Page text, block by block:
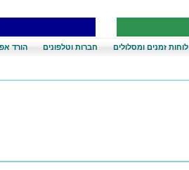
לוחות זמנים ומסלולים חברות וטלפונים הורד